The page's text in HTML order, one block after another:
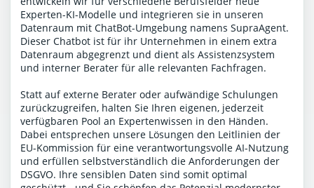
Experten-KI-Modelle und integrieren sie in unseren
Datenraum mit ChatBot-Umgebung namens SupraAgent.
Dieser Chatbot ist für ihr Unternehmen in einem extra
Datenraum abgegrenzt und dient als Assistenzsystem
und interner Berater für alle relevanten Fachfragen.
Statt auf externe Berater oder aufwändige Schulungen
zurückzugreifen, halten Sie Ihren eigenen, jederzeit
verfügbaren Pool an Expertenwissen in den Händen.
Dabei entsprechen unsere Lösungen den Leitlinien der
EU-Kommission für eine verantwortungsvolle AI-Nutzung
und erfüllen selbstverständlich die Anforderungen der
DSGVO. Ihre sensiblen Daten sind somit optimal